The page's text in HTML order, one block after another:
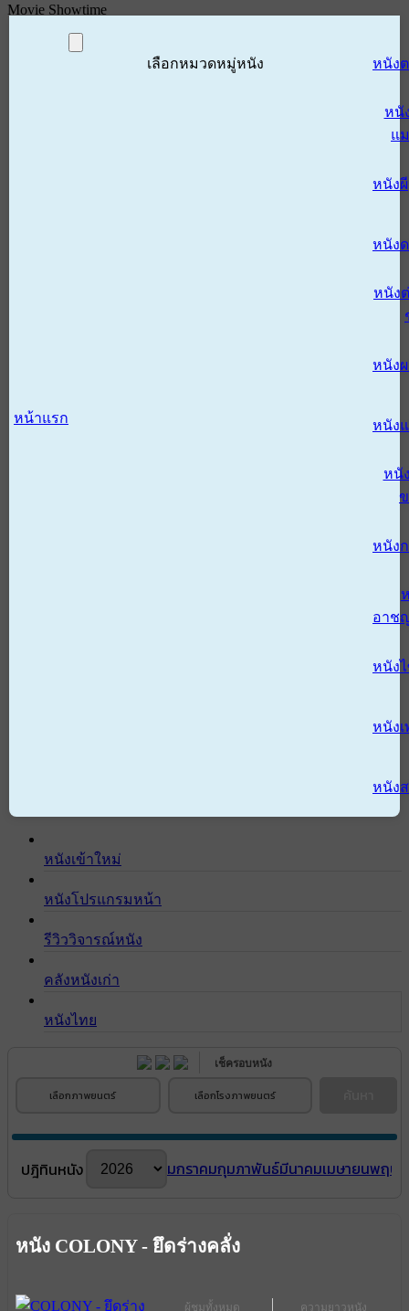
Movie Showtime
หน้าแรก
เลือกหมวดหมู่หนัง หนัง
หนั
แ
หนังผี
หนัง
หนัง
หนัง
หนัง
หนั
หนัง
อาช
หนัง
หนังเ
หนัง
หนังเข้าใหม่
หนังโปรแกรมหน้า
รีวิววิจารณ์หนัง
คลังหนังเก่า
หนังไทย
เช็ครอบหนัง
เลือกภาพยนตร์ เลือกโรงภาพยนตร์
ปฎิทินหนัง มกราคมกุมภาพันธ์มีนาคมเมษายนพฤษ
ผู้ชมทั้งหมด ความยาวหนัง
หนัง COLONY - ยึดร่างคลั่ง